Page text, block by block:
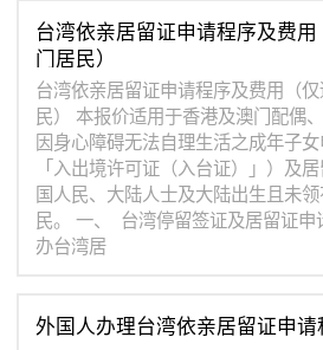
台湾依亲居留证申请程序及费
门居民）
台湾依亲居留证申请程序及费用（
民） 本报价适用于香港及澳门配偶
因身心障碍无法自理生活之成年子
「入出境许可证（入台证）」）及
国人民、大陆人士及大陆出生且未
民。 一、 台湾停留签证及居留证
办台湾居
外国人办理台湾依亲居留证申请